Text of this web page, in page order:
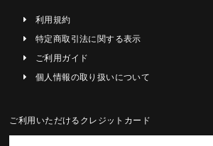
利用規約
特定商取引法に関する表示
ご利用ガイド
個人情報の取り扱いについて
ご利用いただけるクレジットカード